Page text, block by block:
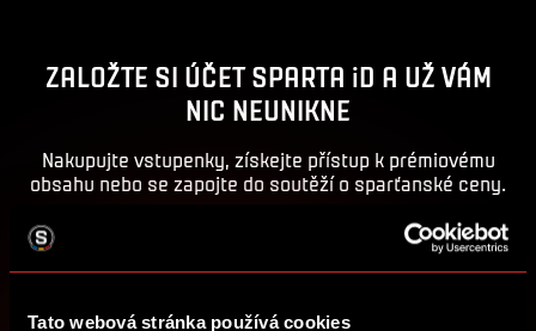
Tato webová stránka používá cookies
ZALOŽTE SI ÚČET SPARTA iD A UŽ VÁM
NIC NEUNIKNE
Nakupujte vstupenky, získejte přístup k prémiovému
obsahu nebo se zapojte do soutěží o sparťanské ceny.
PŘIHLÁSIT SE